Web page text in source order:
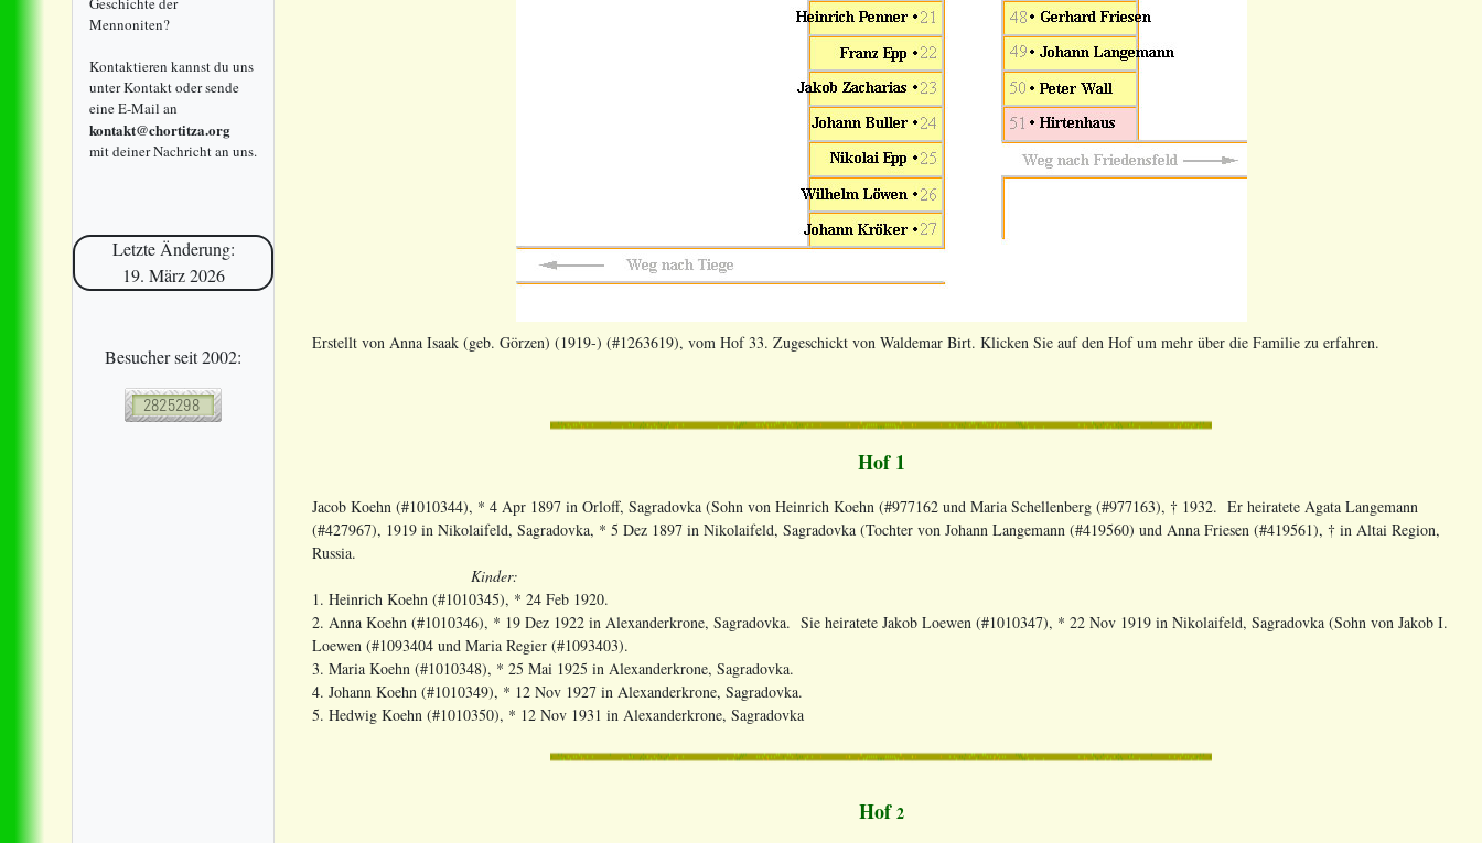
Mennoniten?
Kontaktieren kannst du uns
unter Kontakt oder sende
eine E-Mail an
kontakt@chortitza.org
mit deiner Nachricht an uns.
Letzte Änderung:
19. März 2026
Besucher seit 2002:
Erstellt von Anna Isaak (geb. Görzen) (1919-) (#1263619), vom Hof 33. Zugeschickt von Waldemar Birt. Klicken Sie auf den Hof um mehr über die Familie zu erfahren.
Hof 1
Jacob Koehn (#1010344), * 4 Apr 1897 in Orloff, Sagradovka (Sohn von Heinrich Koehn (#977162 und Maria Schellenberg (#977163), † 1932. Er heiratete Agata Langemann
(#427967), 1919 in Nikolaifeld, Sagradovka, * 5 Dez 1897 in Nikolaifeld, Sagradovka (Tochter von Johann Langemann (#419560) und Anna Friesen (#419561), † in Altai Region,
Russia.
Kinder:
1. Heinrich Koehn (#1010345), * 24 Feb 1920.
2. Anna Koehn (#1010346), * 19 Dez 1922 in Alexanderkrone, Sagradovka. Sie heiratete Jakob Loewen (#1010347), * 22 Nov 1919 in Nikolaifeld, Sagradovka (Sohn von Jakob I.
Loewen (#1093404 und Maria Regier (#1093403).
3. Maria Koehn (#1010348), * 25 Mai 1925 in Alexanderkrone, Sagradovka.
4. Johann Koehn (#1010349), * 12 Nov 1927 in Alexanderkrone, Sagradovka.
5. Hedwig Koehn (#1010350), * 12 Nov 1931 in Alexanderkrone, Sagradovka
Hof2